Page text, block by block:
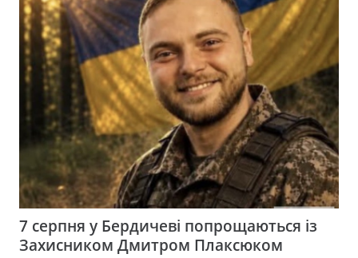
7 серпня у Бердичеві попрощаються із
Захисником Дмитром Плаксюком